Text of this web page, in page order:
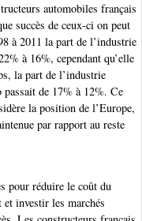
automobiles français
succès de ceux-ci on peut
à 2011 la part de l’industrie
à 16%, cependant qu’elle
la part de l’industrie
passait de 17% à 12%. Ce
la position de l’Europe,
par rapport au reste
pour réduire le coût du
investir les marchés